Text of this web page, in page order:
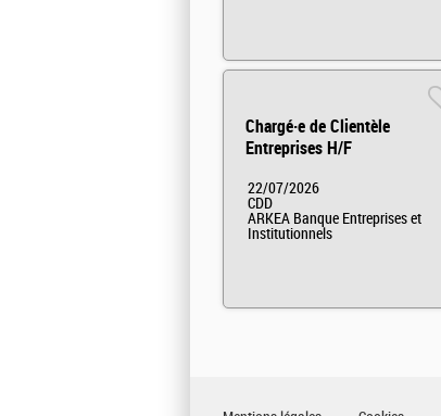
Chargé·e de Clientèle
Entreprises H/F
22/07/2026
CDD
ARKEA Banque Entreprises et
Institutionnels